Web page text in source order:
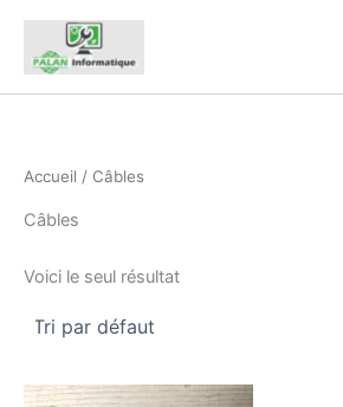
contenu
Accueil / Câbles
Câbles
Voici le seul résultat